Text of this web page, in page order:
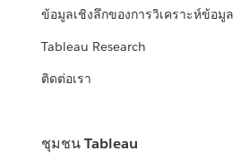
ข้อมูลเชิงลึกของการวิเคราะห์ข้อมูล
Tableau Research
ติดต่อเรา
ชุมชน Tableau